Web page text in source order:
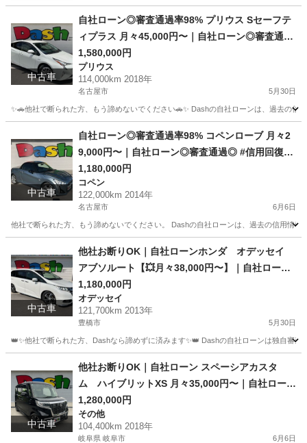
中古車
自社ローン◎審査通過率98% プリウス Sセーフテ
ィプラス 月々45,000円〜｜自社ローン◎審査通過
◎ #信用回復ローン #他社お断りOK #自己破産OK
#債務整理OK #ハイブリッド #燃費良好
1,580,000円
プリウス
114,000km 2018年
名古屋市 5月30日
✨🚗他社で断られた方、もう諦めないでください🚗✨ Dashの自社ローンは、過去の
プリウス ローン
中古車
自社ローン◎審査通過率98% コペンローブ 月々2
9,000円〜｜自社ローン◎審査通過◎ #信用回復ロ
ーン #他社お断りOK #自己破産OK
1,180,000円
コペン
122,000km 2014年
名古屋市 6月6日
他社で断られた方、もう諦めないでください。 Dashの自社ローンは、過去の
コペン ローン
中古車
他社お断りOK｜自社ローンホンダ オデッセイ
アブソルート【💥月々38,000円〜】｜自社ローン
◎審査通過◎ #信用回復ローン #他社お断りOK #
自己破産OK #ミニバン #ファミリーカー #8人乗り
1,180,000円
オデッセイ
121,700km 2013年
豊橋市 5月30日
👑✨他社で断られた方、Dashなら諦めずに済みます✨👑 Dashの自社ローンは独自審
オデッセイ ローン
中古車
他社お断りOK｜自社ローン スペーシアカスタ
ム ハイブリットXS 月々35,000円〜｜自社ローン
◎審査通過◎ #信用回復ローン #他社お断りOK #
自己破産OK
1,280,000円
その他
104,400km 2018年
岐阜県 岐阜市 6月6日